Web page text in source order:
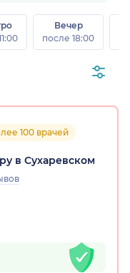
Вечер
после 18:00
100 врачей
в Сухаревском